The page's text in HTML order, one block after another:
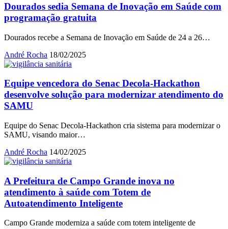
Dourados sedia Semana de Inovação em Saúde com
programação gratuita
Dourados recebe a Semana de Inovação em Saúde de 24 a 26…
André Rocha 18/02/2025
Equipe vencedora do Senac Decola-Hackathon
desenvolve solução para modernizar atendimento do
SAMU
Equipe do Senac Decola-Hackathon cria sistema para modernizar o
SAMU, visando maior…
André Rocha 14/02/2025
A Prefeitura de Campo Grande inova no
atendimento à saúde com Totem de
Autoatendimento Inteligente
Campo Grande moderniza a saúde com totem inteligente de